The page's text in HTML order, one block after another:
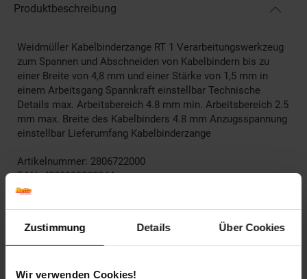
Zustimmung Details Über Cookies
Wir verwenden Cookies!
Produktbeschreibung
Weidmüller Kabelbinderzange RT 1 Verarbeitungswerkzeug
zum Spannen und Abschneiden von Kabelbindern bis zu
einer Breite von 4,8 mm und einer Stärke von 1,5 mm in
einem Arbeitsgang Spannkraft einstellbar Technische
Details max. Arbeitsbereich 4.8 mm min. Arbeitsbereich 2.5
mm max. Breite des Kabelbinders 4.8 mm Anzugsspannung
einstellbar Lieferumfang Kabelbinderzange
Artikelnummer: 2806722000
EAN: 4008190029944
Artikel gehört zur Kategorie: